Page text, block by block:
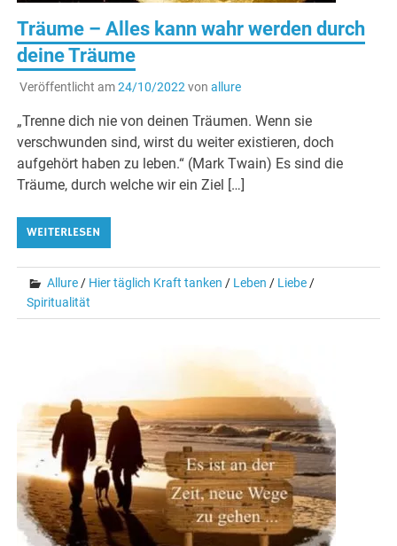
Träume – Alles kann wahr werden durch
deine Träume
Veröffentlicht am24/10/2022 von allure
„Trenne dich nie von deinen Träumen. Wenn sie
verschwunden sind, wirst du weiter existieren, doch
aufgehört haben zu leben.“ (Mark Twain) Es sind die
Träume, durch welche wir ein Ziel […]
WEITERLESEN
Allure / Hier täglich Kraft tanken / Leben / Liebe /
Spiritualität